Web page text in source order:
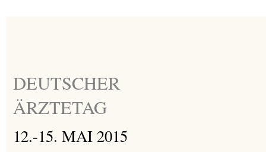
DEUTSCHER
ÄRZTETAG
12.-15. MAI 2015